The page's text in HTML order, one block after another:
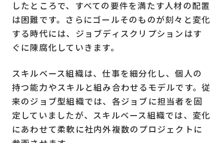
したところで、すべての要件を満たす人材の配置
は困難です。さらにゴールそのものが刻々と変化
する時代には、ジョブディスクリプションはす
ぐに陳腐化していきます。
スキルベース組織は、仕事を細分化し、個人の
持つ能力やスキルと組み合わせるモデルです。従
来のジョブ型組織では、各ジョブに担当者を固
定していましたが、スキルベース組織では、変化
にあわせて柔軟に社内外複数のプロジェクトに